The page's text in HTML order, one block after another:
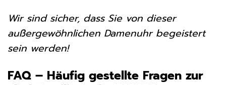
Wir sind sicher, dass Sie von dieser
außergewöhnlichen Damenuhr begeistert
sein werden!
FAQ – Häufig gestellte Fragen zur